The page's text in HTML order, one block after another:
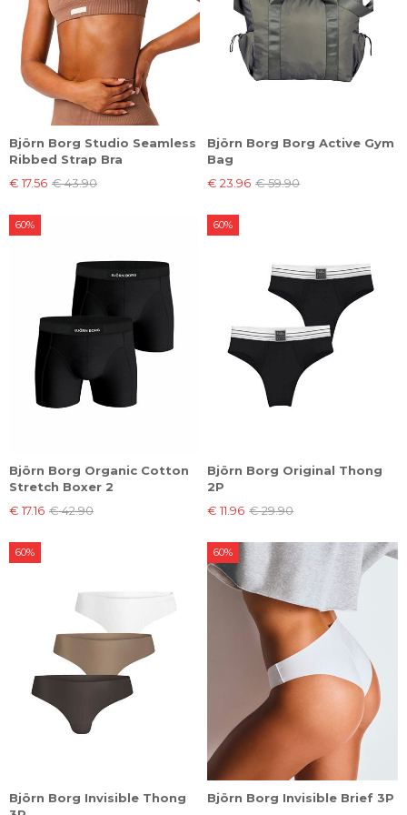
Björn Borg Studio Seamless
Ribbed Strap Bra
€ 17.56 € 43.90
Björn Borg Borg Active Gym
Bag
€ 23.96 € 59.90
Björn Borg Organic Cotton
Stretch Boxer 2
€ 17.16 € 42.90
60%
Björn Borg Original Thong
2P
€ 11.96 € 29.90
60%
Björn Borg Invisible Thong
60%
Björn Borg Invisible Brief 3P
60%